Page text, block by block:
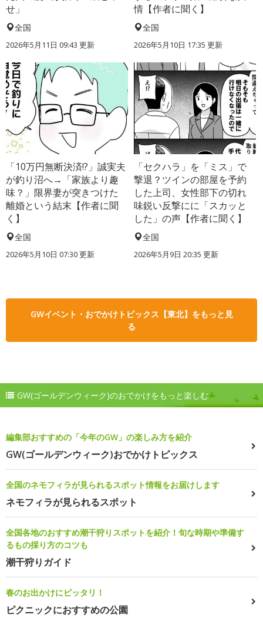
せ」
全国
2026年5月11日 09:43 更新
情【作者に聞く】
全国
2026年5月10日 17:35 更新
「10万円無断決済!?」誠実夫
が釣り沼へ→「家族より趣
味？」限界妻が突きつけた
離婚という結末【作者に聞
く】
全国
2026年5月10日 07:30 更新
「セクハラ」を「ミス」で
撃退？ツインの部屋を予約
した上司、女性部下の切れ
味鋭い反撃にに「スカッと
した」の声【作者に聞く】
全国
2026年5月9日 20:35 更新
GWイベント・おでかけトピックス【東北】をもっと見
る
GW(ゴールデンウィーク)のおでかけをもっと楽しむ
編集部おすすめの「今年のGW」の楽しみ方を紹介
GW(ゴールデンウィーク)おでかけトピックス
全国のネモフィラが見られるスポット情報をお届けします
ネモフィラが見られるスポット
全国各地のおすすめ潮干狩りスポットを紹介！旬な時期や準備す
るもの採り方のコツも
潮干狩りガイド
春のお出かけにピッタリ！
ピクニックにおすすめの公園